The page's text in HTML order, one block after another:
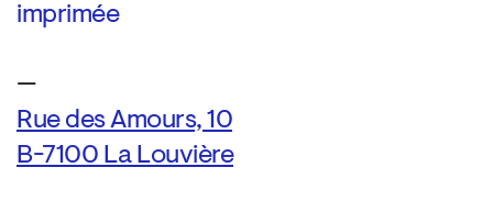
imprimée
—
Rue des Amours, 10
B-7100 La Louvière